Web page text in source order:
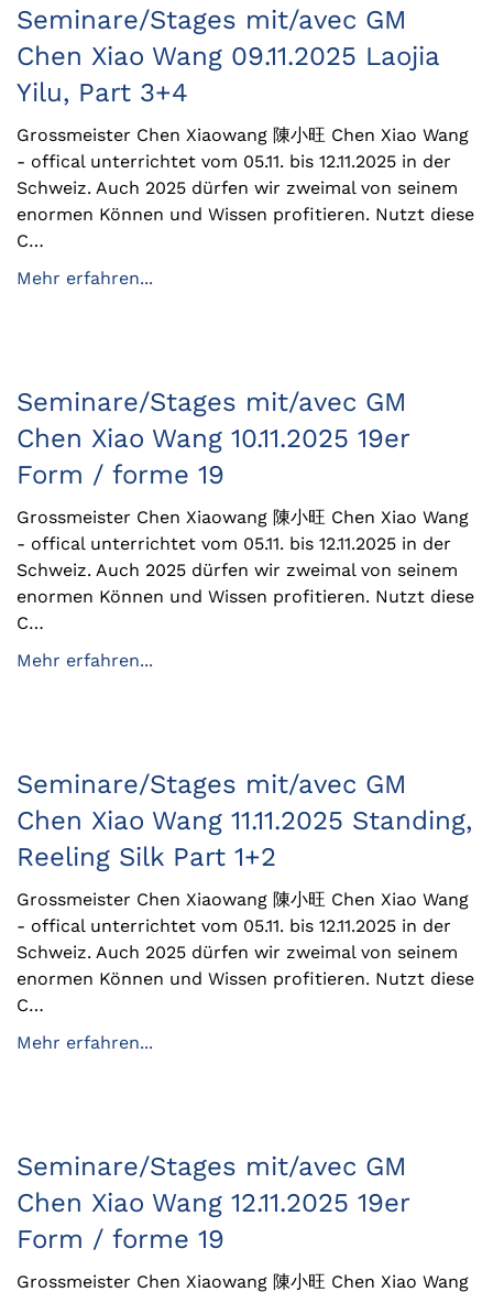
Seminare/Stages mit/avec GM
Chen Xiao Wang 09.11.2025 Laojia
Yilu, Part 3+4
Grossmeister Chen Xiaowang 陳小旺 Chen Xiao Wang
- offical unterrichtet vom 05.11. bis 12.11.2025 in der
Schweiz. Auch 2025 dürfen wir zweimal von seinem
enormen Können und Wissen profitieren. Nutzt diese
C…
Mehr erfahren...
Seminare/Stages mit/avec GM
Chen Xiao Wang 10.11.2025 19er
Form / forme 19
Grossmeister Chen Xiaowang 陳小旺 Chen Xiao Wang
- offical unterrichtet vom 05.11. bis 12.11.2025 in der
Schweiz. Auch 2025 dürfen wir zweimal von seinem
enormen Können und Wissen profitieren. Nutzt diese
C…
Mehr erfahren...
Seminare/Stages mit/avec GM
Chen Xiao Wang 11.11.2025 Standing,
Reeling Silk Part 1+2
Grossmeister Chen Xiaowang 陳小旺 Chen Xiao Wang
- offical unterrichtet vom 05.11. bis 12.11.2025 in der
Schweiz. Auch 2025 dürfen wir zweimal von seinem
enormen Können und Wissen profitieren. Nutzt diese
C…
Mehr erfahren...
Seminare/Stages mit/avec GM
Chen Xiao Wang 12.11.2025 19er
Form / forme 19
Grossmeister Chen Xiaowang 陳小旺 Chen Xiao Wang